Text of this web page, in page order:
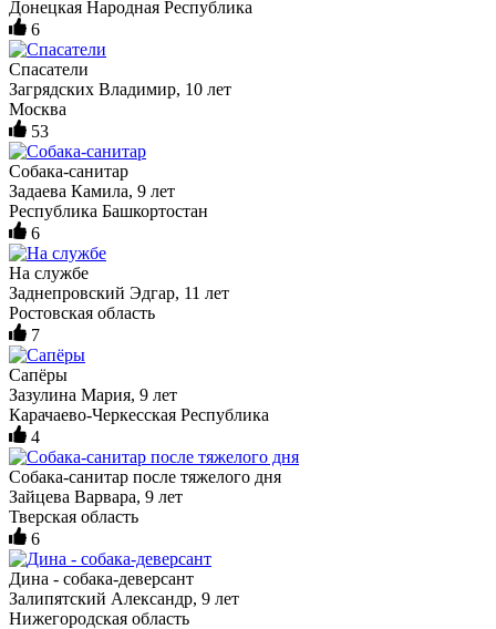
Донецкая Народная Республика
6
Спасатели
Загрядских Владимир, 10 лет
Москва
53
Собака-санитар
Задаева Камила, 9 лет
Республика Башкортостан
6
На службе
Заднепровский Эдгар, 11 лет
Ростовская область
7
Сапёры
Зазулина Мария, 9 лет
Карачаево-Черкесская Республика
4
Собака-санитар после тяжелого дня
Зайцева Варвара, 9 лет
Тверская область
6
Дина - собака-деверсант
Залипятский Александр, 9 лет
Нижегородская область